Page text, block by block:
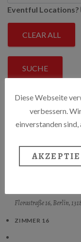
Eventful Locations?
CLEAR ALL
SUCHE
VOLAND
Wichertstr. 63, Berlin,
ZELLER KULTUR E.V.
Fürstenbergstrasse 7 a,
Florastraße 16, Berlin,
ZIMMER 16
Diese Webseite
verbessern.
einverstanden sind,